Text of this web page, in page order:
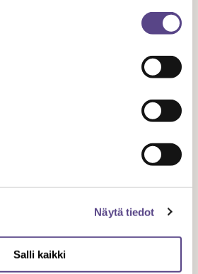
Näytä tiedot
Salli kaikki
1 päivä
Registers a unique
ID that is used to
generate statistical